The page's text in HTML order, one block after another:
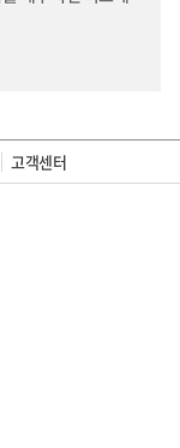
고객센터